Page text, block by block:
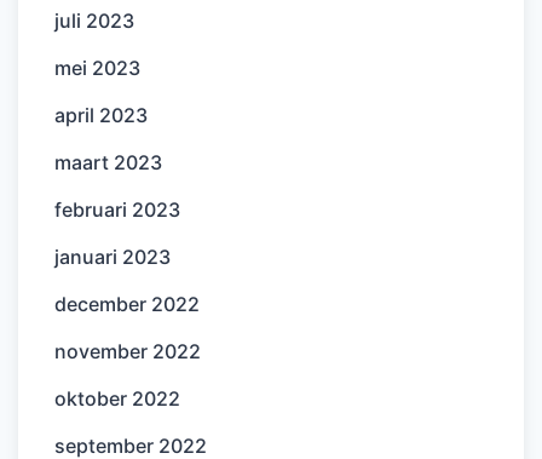
juli 2023
mei 2023
april 2023
maart 2023
februari 2023
januari 2023
december 2022
november 2022
oktober 2022
september 2022